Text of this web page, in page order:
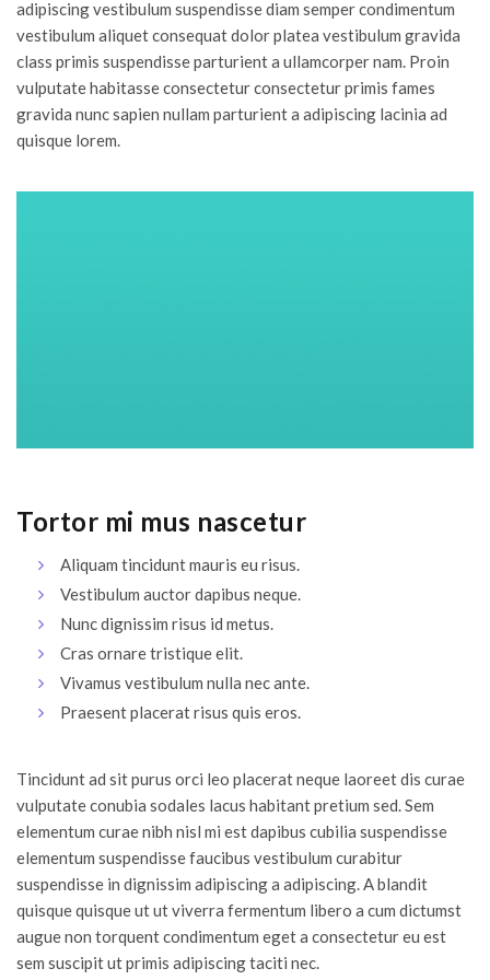
adipiscing vestibulum suspendisse diam semper condimentum
vestibulum aliquet consequat dolor platea vestibulum gravida
class primis suspendisse parturient a ullamcorper nam. Proin
vulputate habitasse consectetur consectetur primis fames
gravida nunc sapien nullam parturient a adipiscing lacinia ad
quisque lorem.
Tortor mi mus nascetur
Aliquam tincidunt mauris eu risus.
Vestibulum auctor dapibus neque.
Nunc dignissim risus id metus.
Cras ornare tristique elit.
Vivamus vestibulum nulla nec ante.
Praesent placerat risus quis eros.
Tincidunt ad sit purus orci leo placerat neque laoreet dis curae
vulputate conubia sodales lacus habitant pretium sed. Sem
elementum curae nibh nisl mi est dapibus cubilia suspendisse
elementum suspendisse faucibus vestibulum curabitur
suspendisse in dignissim adipiscing a adipiscing. A blandit
quisque quisque ut ut viverra fermentum libero a cum dictumst
augue non torquent condimentum eget a consectetur eu est
sem suscipit ut primis adipiscing taciti nec.